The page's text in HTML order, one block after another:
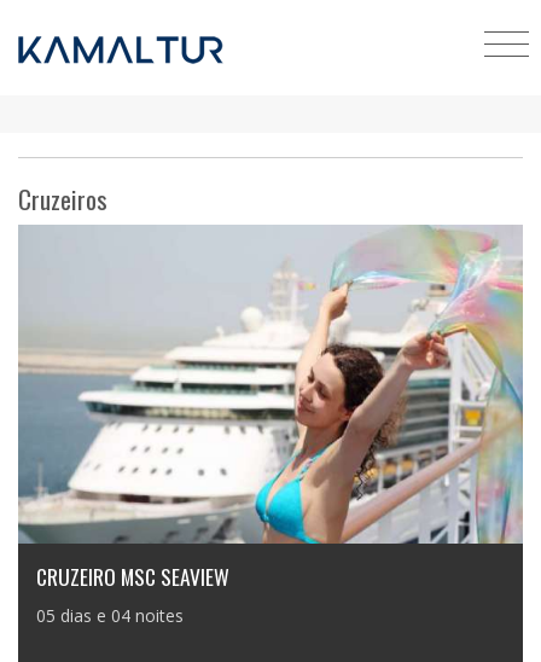
Cruzeiros
CRUZEIRO MSC SEAVIEW
05 dias e 04 noites